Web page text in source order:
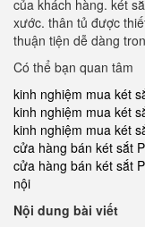
của khách hàng. két
xước. thân tủ được
thuận tiện dễ dàng
Có thể bạn quan tâm
kinh nghiệm mua két
kinh nghiệm mua két
kinh nghiệm mua két
cửa hàng bán két sắt
cửa hàng bán két sắt
nội
Nội dung bài viết